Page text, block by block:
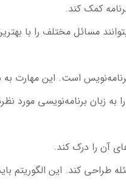
کمک کند.
مسائل مختلف را با
است. این مهارت
زبان برنامه‌نویسی مورد
آن را درک کند.
طراحی کند. این الگوریتم